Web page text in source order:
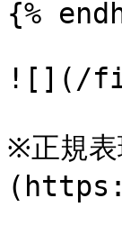
{%
![](/
※正規